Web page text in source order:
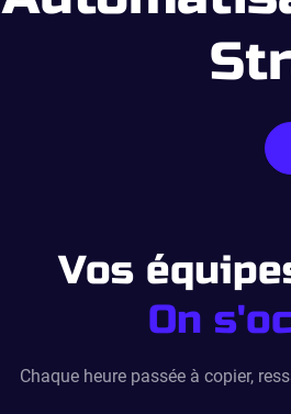
Vos
On
Chaque heure passée à copier,